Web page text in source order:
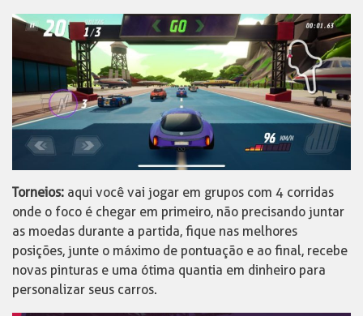
Torneios: aqui você vai jogar em grupos com 4 corridas
onde o foco é chegar em primeiro, não precisando juntar
as moedas durante a partida, fique nas melhores
posições, junte o máximo de pontuação e ao final, recebe
novas pinturas e uma ótima quantia em dinheiro para
personalizar seus carros.